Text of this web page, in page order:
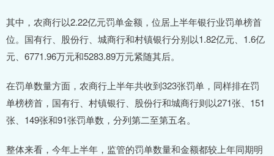
其中，农商行以2.22亿元罚单金额，位居上半年银行业罚单榜首
位。国有行、股份行、城商行和村镇银行分别以1.82亿元、1.6亿
元、6771.96万元和5283.89万元紧随其后。
在罚单数量方面，农商行上半年共收到323张罚单，同样排在罚
单榜榜首，国有行、村镇银行、股份行和城商行则以271张、151
张、149张和91张罚单数，分列第二至第五名。
整体来看，今年上半年，监管的罚单数量和金额都较上年同期明